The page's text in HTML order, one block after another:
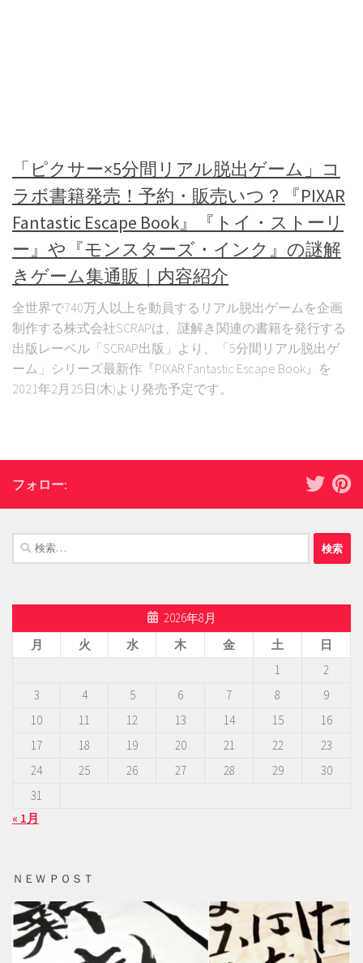
「ピクサー×5分間リアル脱出ゲーム」コ
ラボ書籍発売！予約・販売いつ？『PIXAR
Fantastic Escape Book』『トイ・ストーリ
ー』や『モンスターズ・インク』の謎解
きゲーム集通販｜内容紹介
全世界で740万人以上を動員するリアル脱出ゲームを企画
制作する株式会社SCRAPは、謎解き関連の書籍を発行する
出版レーベル「SCRAP出版」より、「5分間リアル脱出ゲ
ーム」シリーズ最新作『PIXAR Fantastic Escape Book』を
2021年2月25日(木)より発売予定です。
フォロー:
検
索:
2026年8月
月
火 水 木 金 土
日
1
2
3
4 5 6 7 8
9
10
11 12 13 14 15
16
17
18 19 20 21 22
23
24
25 26 27 28 29
30
31
« 1月
ＮＥＷ ＰＯＳＴ